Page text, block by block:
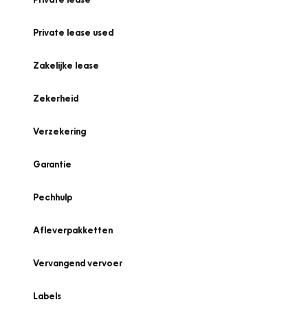
Private lease used
Zakelijke lease
Zekerheid
Verzekering
Garantie
Pechhulp
Afleverpakketten
Vervangend vervoer
Labels